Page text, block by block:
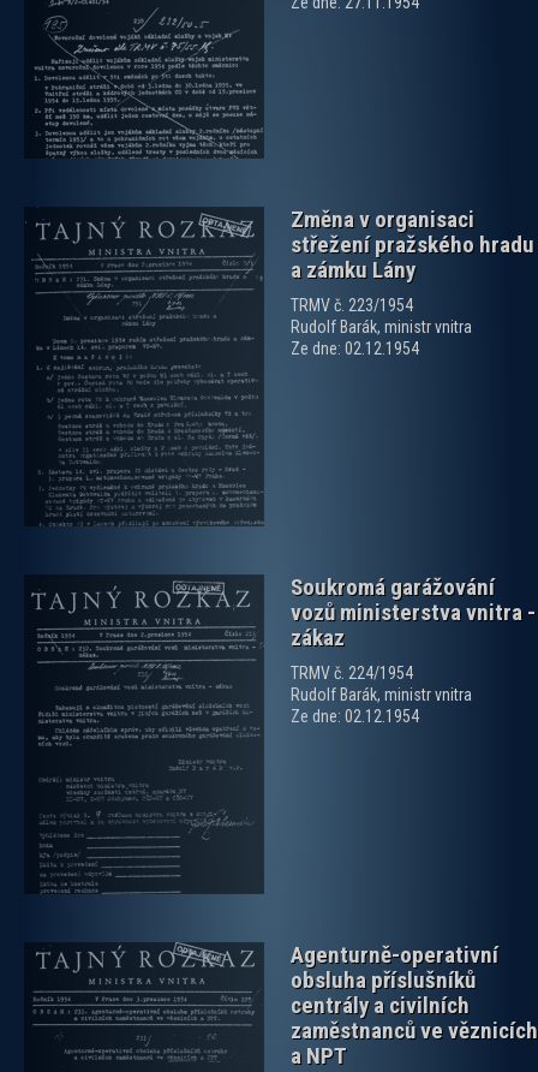
Změna v organisaci
střežení pražského hradu
a zámku Lány
TRMV č. 223/1954
Rudolf Barák, ministr vnitra
Ze dne: 02.12.1954
zobrazit PDF dokument
Soukromá garážování
vozů ministerstva vnitra -
zákaz
TRMV č. 224/1954
Rudolf Barák, ministr vnitra
Ze dne: 02.12.1954
zobrazit PDF dokument
Agenturně-operativní
obsluha příslušníků
centrály a civilních
zaměstnanců ve věznicích
a NPT
zobrazit PDF dokument